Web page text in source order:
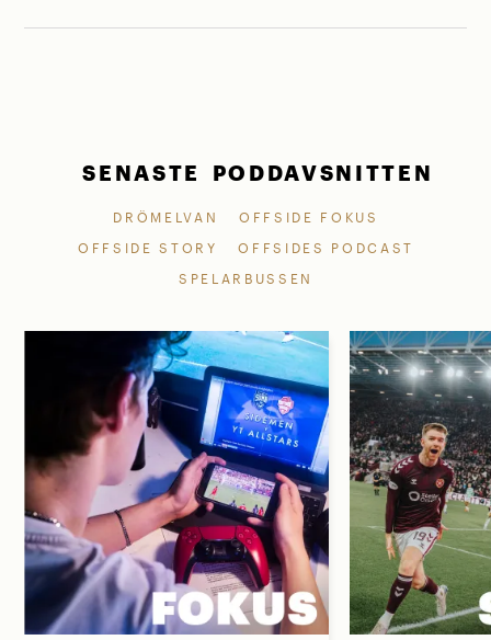
SENASTE PODDAVSNITTEN
DRÖMELVAN
OFFSIDE FOKUS
OFFSIDE STORY
OFFSIDES PODCAST
SPELARBUSSEN